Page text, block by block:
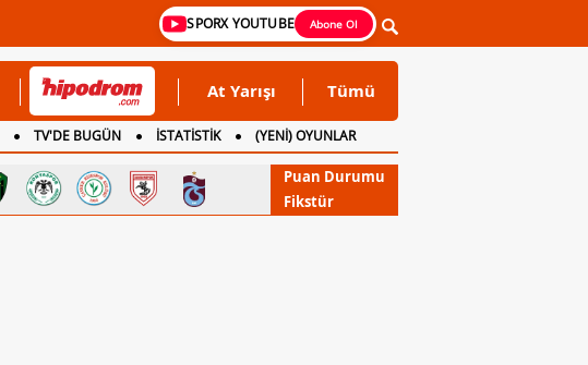
SPORX YOUTUBE Abone Ol
At Yarışı Tümü
TV'DE BUGÜN İSTATİSTİK
(YENİ) OYUNLAR
Puan Durumu
Fikstür